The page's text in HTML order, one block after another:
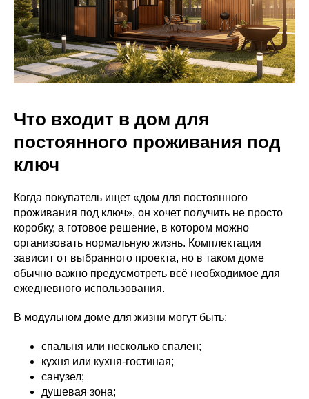
Что входит в дом для
постоянного проживания под
ключ
Когда покупатель ищет «дом для постоянного
проживания под ключ», он хочет получить не просто
коробку, а готовое решение, в котором можно
организовать нормальную жизнь. Комплектация
зависит от выбранного проекта, но в таком доме
обычно важно предусмотреть всё необходимое для
ежедневного использования.
В модульном доме для жизни могут быть:
спальня или несколько спален;
кухня или кухня-гостиная;
санузел;
душевая зона;